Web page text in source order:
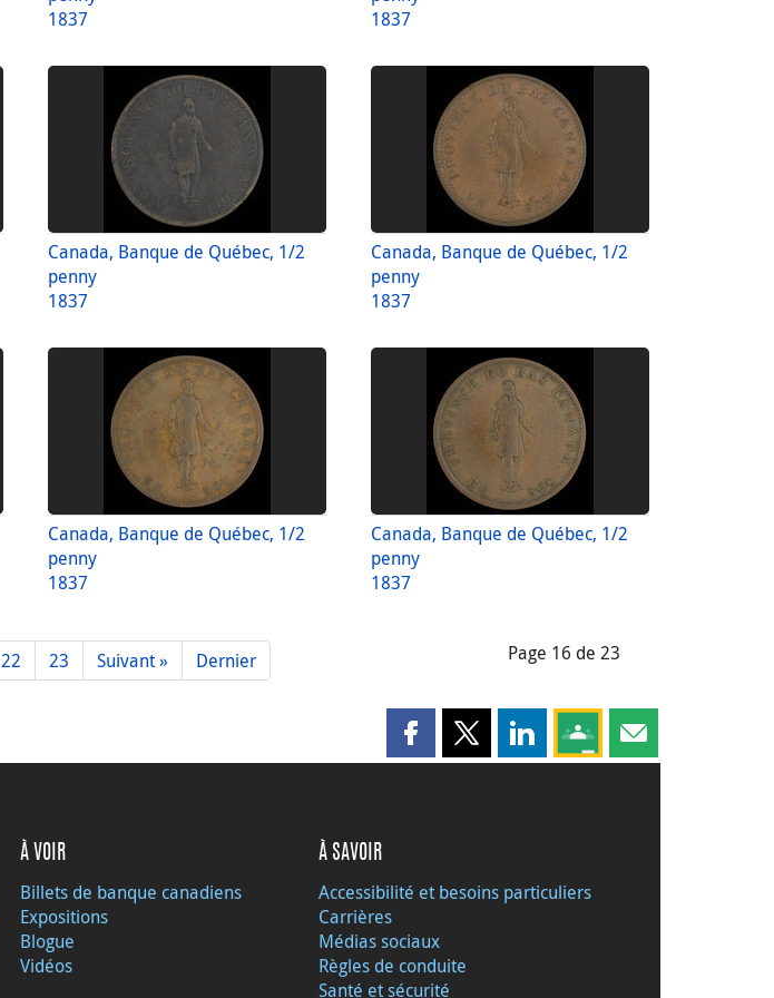
1837
1837
Canada, Banque de Québec, 1/2
penny
1837
Canada, Banque de Québec, 1/2
penny
1837
Canada, Banque de Québec, 1/2
penny
1837
Canada, Banque de Québec, 1/2
penny
1837
22 23 Suivant » Dernier Page 16 de 23
Partager cette page sur Facebook
Partager cette page sur X
Partager cette page sur
Partagez cette page sur
Partager cette
À VOIR
Billets de banque canadiens
Expositions
Blogue
Vidéos
À SAVOIR
Accessibilité et besoins particuliers
Carrières
Médias sociaux
Règles de conduite
Santé et sécurité